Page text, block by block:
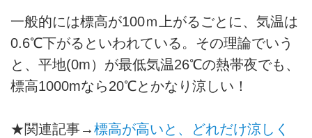
【概要】2024年5月30日に発売の
『関東近郊 車中泊ガイド』の新
刊案内。掲載内容の紹介など。
一般的には標高が100ｍ上がるごとに、気温は
0.6℃下がるといわれている。その理論でいう
と、平地(0m）が最低気温26℃の熱帯夜でも、
標高1000mなら20℃とかなり涼しい！
★関連記事→標高が高いと、どれだけ涼しく